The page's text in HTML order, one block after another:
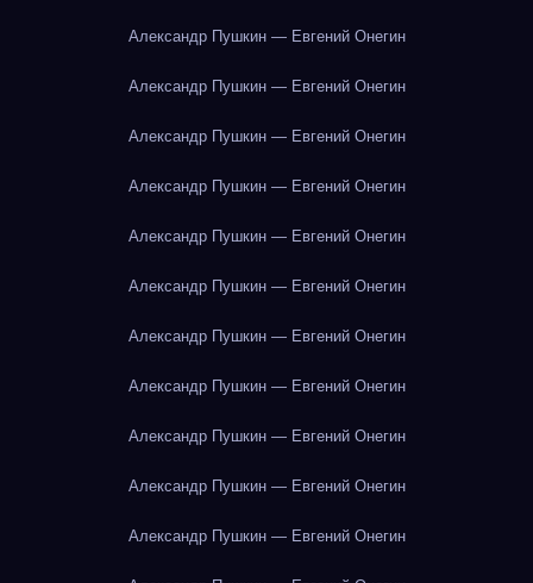
Александр Пушкин — Евгений Онегин
Александр Пушкин — Евгений Онегин
Александр Пушкин — Евгений Онегин
Александр Пушкин — Евгений Онегин
Александр Пушкин — Евгений Онегин
Александр Пушкин — Евгений Онегин
Александр Пушкин — Евгений Онегин
Александр Пушкин — Евгений Онегин
Александр Пушкин — Евгений Онегин
Александр Пушкин — Евгений Онегин
Александр Пушкин — Евгений Онегин